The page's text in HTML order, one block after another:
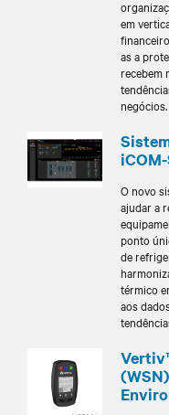
em
as a
recebem
negócios.
O novo
ajudar a
ponto
de
térmico
aos